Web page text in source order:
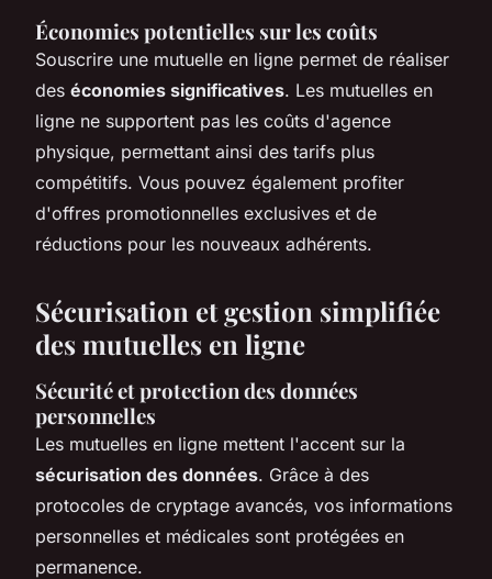
Économies potentielles sur les coûts
Souscrire une mutuelle en ligne permet de réaliser
des économies significatives. Les mutuelles en
ligne ne supportent pas les coûts d'agence
physique, permettant ainsi des tarifs plus
compétitifs. Vous pouvez également profiter
d'offres promotionnelles exclusives et de
réductions pour les nouveaux adhérents.
Sécurisation et gestion simplifiée
des mutuelles en ligne
Sécurité et protection des données
personnelles
Les mutuelles en ligne mettent l'accent sur la
sécurisation des données. Grâce à des
protocoles de cryptage avancés, vos informations
personnelles et médicales sont protégées en
permanence.